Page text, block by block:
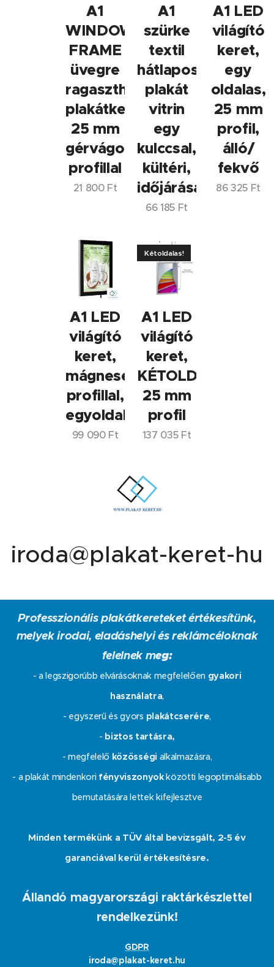
A1
WINDOW
FRAME
üvegre
ragasztható
plakátkeret,
25 mm
gérvágott
profillal
21 800Ft
A1
szürke
textil
hátlapos
plakát
vitrin
egy
kulccsal,
kültéri,
időjárásálló
66 185 Ft
A1 LED
világító
keret,
egy
oldalas,
25 mm
profil,
álló/
fekvő
86 325 Ft
A1 LED
világító
keret,
mágneses
profillal,
egyoldalas
99 090Ft
A1 LED
világító
keret,
KÉTOLDALAS,
25 mm
profil
Kétoldalas!
137 035Ft
iroda@plakat-keret-hu
Professzionális plakátkereteket értékesítünk,
melyek irodai, eladáshelyi és reklámcéloknak
felelnek meg:
- a legszigorúbb elvárásoknak megfelelően gyakori
használatra,
- egyszerű és gyors plakátcserére,
- biztos tartásra,
- megfelelő közösségi alkalmazásra,
- a plakát mindenkori fényviszonyokközötti legoptimálisabb
bemutatására lettek kifejlesztve
Minden termékünk a TÜV által bevizsgált, 2-5 év
garanciával kerül értékesítésre.
Állandó magyarországi raktárkészlettel
rendelkezünk!
GDPR
iroda@plakat-keret.hu